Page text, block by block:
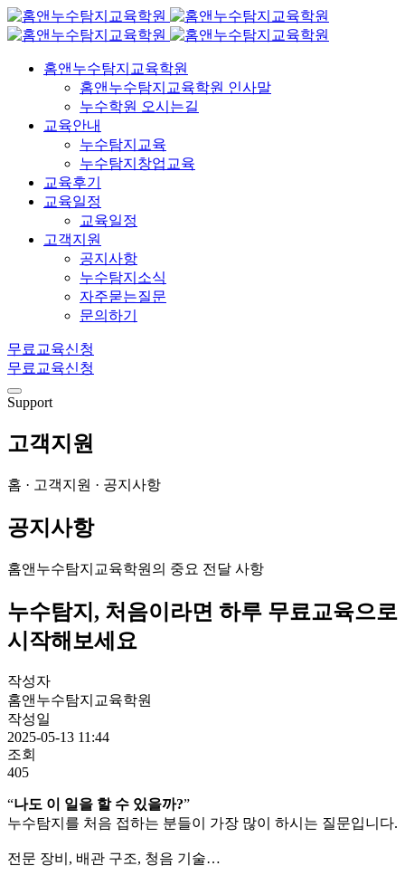
홈앤누수탐지교육학원
홈앤누수탐지교육학원 인사말
누수학원 오시는길
교육안내
누수탐지교육
누수탐지창업교육
교육후기
교육일정
교육일정
고객지원
공지사항
누수탐지소식
자주묻는질문
문의하기
무료교육신청
무료교육신청
Support
고객지원
홈 · 고객지원 · 공지사항
공지사항
홈앤누수탐지교육학원의 중요 전달 사항
누수탐지, 처음이라면 하루 무료교육으로
시작해보세요
작성자
홈앤누수탐지교육학원
작성일
2025-05-13 11:44
조회
405
“나도 이 일을 할 수 있을까?”
누수탐지를 처음 접하는 분들이 가장 많이 하시는 질문입니다.
전문 장비, 배관 구조, 청음 기술…